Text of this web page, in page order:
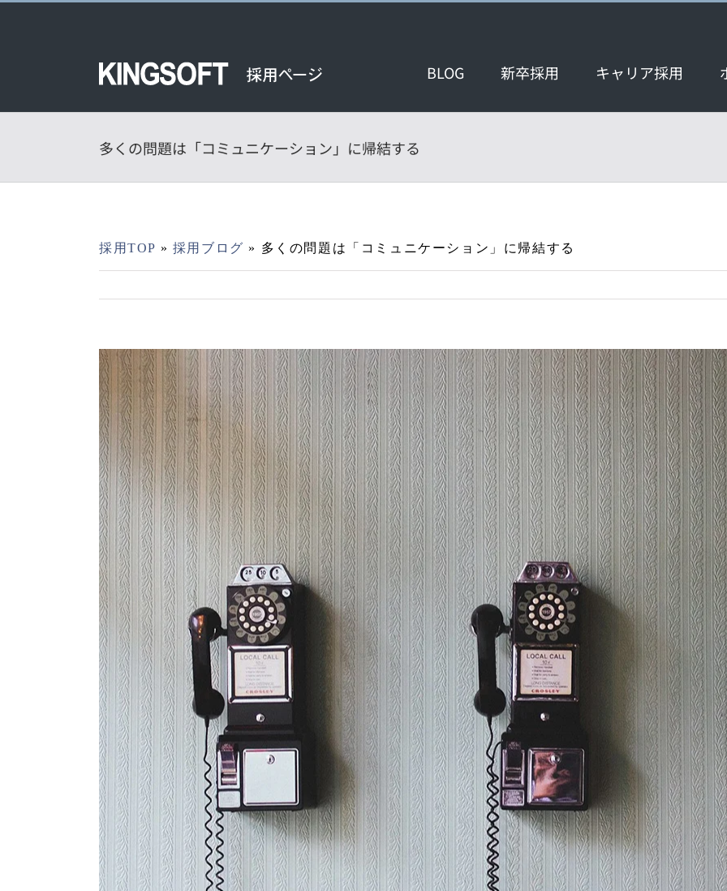
Skip
BLOG 新卒採用 キャリア採用
多くの問題は「コミュニケーション」に帰結する
採用TOP » 採用ブログ » 多くの問題は「コミュニケーション」に帰結する